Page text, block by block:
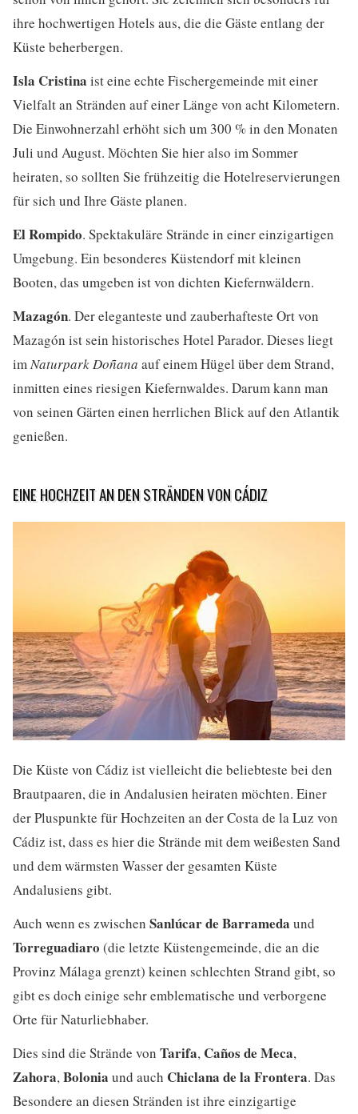
ihre hochwertigen Hotels aus, die die Gäste entlang der
Küste beherbergen.
Isla Cristina ist eine echte Fischergemeinde mit einer
Vielfalt an Stränden auf einer Länge von acht Kilometern.
Die Einwohnerzahl erhöht sich um 300 % in den Monaten
Juli und August. Möchten Sie hier also im Sommer
heiraten, so sollten Sie frühzeitig die Hotelreservierungen
für sich und Ihre Gäste planen.
El Rompido. Spektakuläre Strände in einer einzigartigen
Umgebung. Ein besonderes Küstendorf mit kleinen
Booten, das umgeben ist von dichten Kiefernwäldern.
Mazagón. Der eleganteste und zauberhafteste Ort von
Mazagón ist sein historisches Hotel Parador. Dieses liegt
imNaturpark Doñana auf einem Hügel über dem Strand,
inmitten eines riesigen Kiefernwaldes. Darum kann man
von seinen Gärten einen herrlichen Blick auf den Atlantik
genießen.
EINE HOCHZEIT AN DEN STRÄNDEN VON CÁDIZ
Die Küste von Cádiz ist vielleicht die beliebteste bei den
Brautpaaren, die in Andalusien heiraten möchten. Einer
der Pluspunkte für Hochzeiten an der Costa de la Luz von
Cádiz ist, dass es hier die Strände mit dem weißesten Sand
und dem wärmsten Wasser der gesamten Küste
Andalusiens gibt.
Auch wenn es zwischen Sanlúcar de Barrameda und
Torreguadiaro (die letzte Küstengemeinde, die an die
Provinz Málaga grenzt) keinen schlechten Strand gibt, so
gibt es doch einige sehr emblematische und verborgene
Orte für Naturliebhaber.
Dies sind die Strände von Tarifa, Caños de Meca,
Zahora,Bolonia und auch Chiclana de la Frontera. Das
Besondere an diesen Stränden ist ihre einzigartige